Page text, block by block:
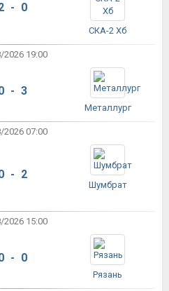
- 0
СКА-2 Хб
2026 19:00
- 3
Металлург
2026 07:00
- 2
Шумбрат
2026 15:00
- 0
Рязань